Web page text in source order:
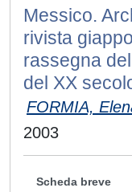
Messico.
rivista
rassegna
del XX
FORMIA,
2003
Scheda breve